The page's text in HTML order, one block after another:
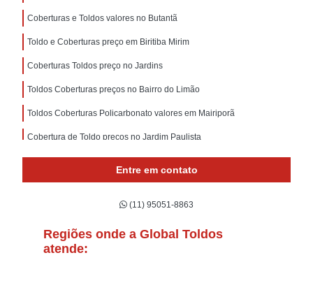
Coberturas e Toldos valores no Butantã
Toldo e Coberturas preço em Biritiba Mirim
Coberturas Toldos preço no Jardins
Toldos Coberturas preços no Bairro do Limão
Toldos Coberturas Policarbonato valores em Mairiporã
Cobertura de Toldo preços no Jardim Paulista
Toldos para Cobertura valores em Perus
Toldo Cobertura valores no Parque São Rafael
Coberturas e Toldos preços em Francisco Morato
Toldos Coberturas Policarbonato valor na Vila Mariana
Toldos Coberturas preço na Cidade Patriarca
Entre em contato
(11) 95051-8863
Regiões onde a Global Toldos
atende: